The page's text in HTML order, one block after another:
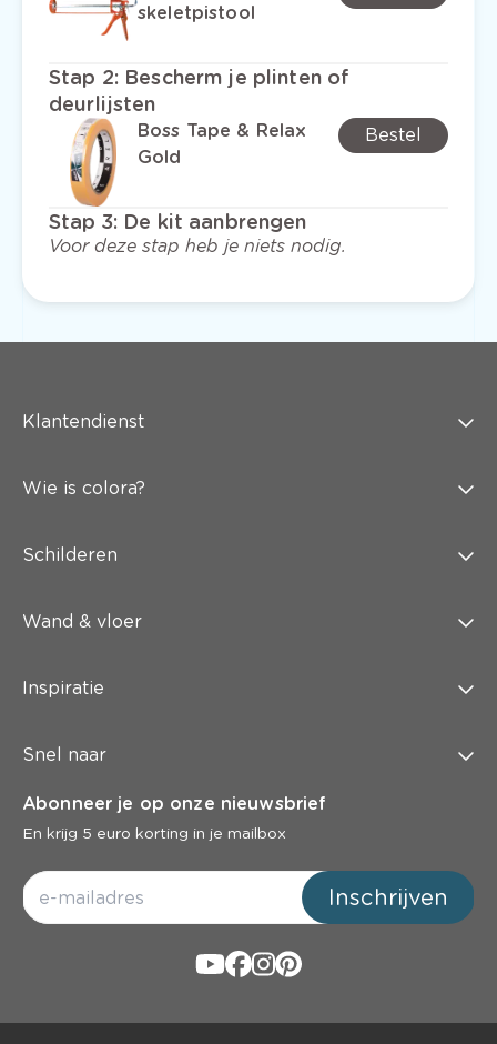
skeletpistool
Stap 2: Bescherm je plinten of
deurlijsten
Boss Tape & Relax
Gold
Bestel
Stap 3: De kit aanbrengen
Voor deze stap heb je niets nodig.
Klantendienst
Wie is colora?
Schilderen
Wand & vloer
Inspiratie
Snel naar
Abonneer je op onze nieuwsbrief
En krijg 5 euro korting in je mailbox
Inschrijven